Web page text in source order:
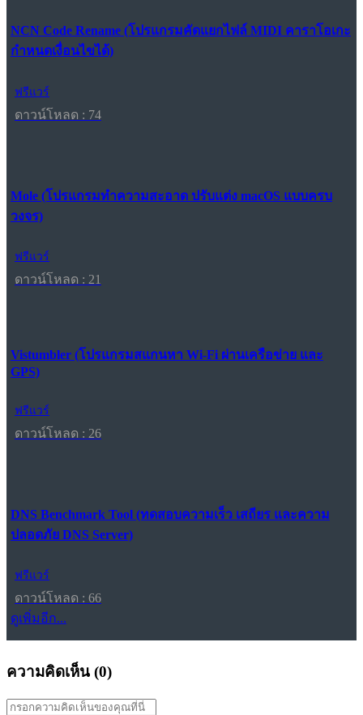
NCN Code Rename (โปรแกรมคัดแยกไฟล์ MIDI คาราโอเกะ
กำหนดเงื่อนไขได้)
ฟรีแวร์
ดาวน์โหลด : 74
Mole (โปรแกรมทำความสะอาด ปรับแต่ง macOS แบบครบ
วงจร)
ฟรีแวร์
ดาวน์โหลด : 21
Vistumbler (โปรแกรมสแกนหา Wi-Fi ผ่านเครือข่าย และ
GPS)
ฟรีแวร์
ดาวน์โหลด : 26
DNS Benchmark Tool (ทดสอบความเร็ว เสถียร และความ
ปลอดภัย DNS Server)
ฟรีแวร์
ดาวน์โหลด : 66
ดูเพิ่มอีก...
ความคิดเห็น (0)